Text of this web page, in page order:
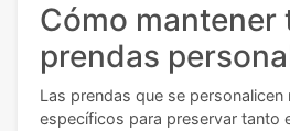
Cómo mantener
prendas
Las prendas que se personalicen
específicos para preservar tanto